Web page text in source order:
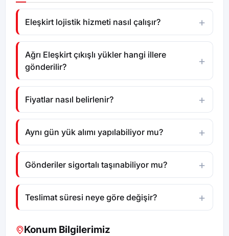
Eleşkirt lojistik hizmeti nasıl çalışır?
Ağrı Eleşkirt çıkışlı yükler hangi illere
gönderilir?
Fiyatlar nasıl belirlenir?
Aynı gün yük alımı yapılabiliyor mu?
Gönderiler sigortalı taşınabiliyor mu?
Teslimat süresi neye göre değişir?
Konum Bilgilerimiz